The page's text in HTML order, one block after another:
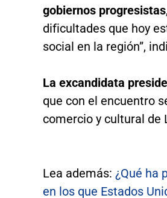
gobiernos progresistas
dificultades que hoy
social en la región”,
La excandidata
que con el encuentro
comercio y cultural de
Lea además: ¿Qué ha
en los que Estados